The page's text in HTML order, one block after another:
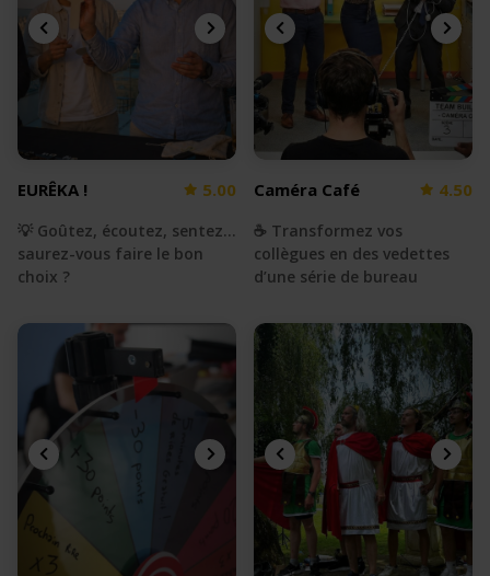
EURÊKA ! 5.00
💡 Goûtez, écoutez, sentez...
saurez-vous faire le bon
choix ?
Caméra Café 4.50
☕️ Transformez vos
collègues en des vedettes
d’une série de bureau